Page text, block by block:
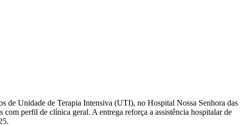
de Unidade de Terapia Intensiva (UTI), no Hospital Nossa Senhora das
perfil de clínica geral. A entrega reforça a assistência hospitalar de